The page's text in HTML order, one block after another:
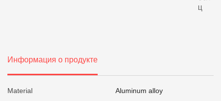
ц
Информация о продукте
Material
Aluminum alloy